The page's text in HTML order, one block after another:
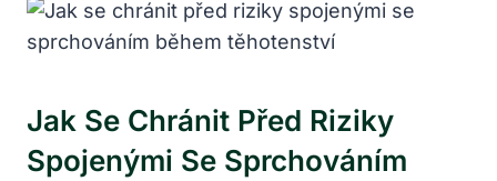
Jak Se Chránit Před Riziky
Spojenými Se Sprchováním